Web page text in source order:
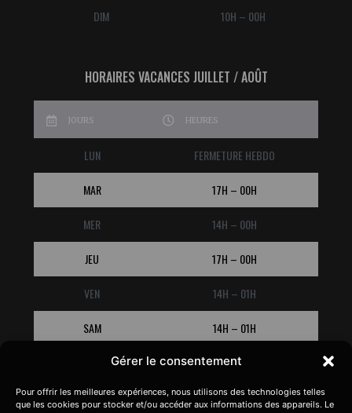
Gérer le consentement
Pour offrir les meilleures expériences, nous utilisons des technologies telles
que les cookies pour stocker et/ou accéder aux informations des appareils. Le
DIM 10H – 00H
HORAIRES VACANCES JUILLET / AOÛT
JOURS HEURES
LUN FERMETURE HEBDO
MAR 17H – 00H
MER 14H – 00H
JEU 17H – 00H
VEN 14H – 01H
SAM 14H – 01H
14H – 00H